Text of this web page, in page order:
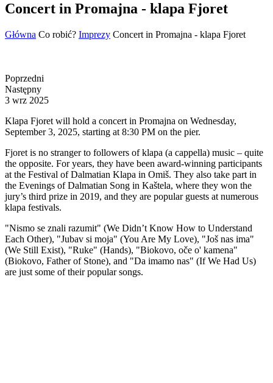
Concert in Promajna - klapa Fjoret
Główna Co robić? Imprezy Concert in Promajna - klapa Fjoret
Poprzedni
Następny
3 wrz 2025
Klapa Fjoret will hold a concert in Promajna on Wednesday,
September 3, 2025, starting at 8:30 PM on the pier.
Fjoret is no stranger to followers of klapa (a cappella) music – quite
the opposite. For years, they have been award-winning participants
at the Festival of Dalmatian Klapa in Omiš. They also take part in
the Evenings of Dalmatian Song in Kaštela, where they won the
jury’s third prize in 2019, and they are popular guests at numerous
klapa festivals.
"Nismo se znali razumit" (We Didn’t Know How to Understand
Each Other), "Jubav si moja" (You Are My Love), "Još nas ima"
(We Still Exist), "Ruke" (Hands), "Biokovo, oče o' kamena"
(Biokovo, Father of Stone), and "Da imamo nas" (If We Had Us)
are just some of their popular songs.